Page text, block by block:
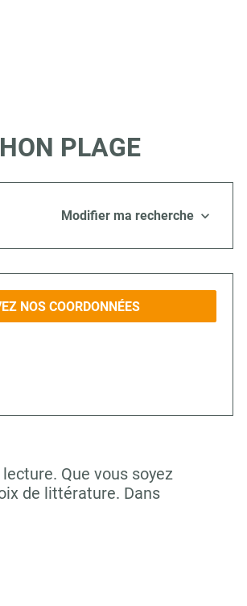
PLAGE
Modifier ma recherche
NOS COORDONNÉES
Que vous soyez
de littérature. Dans